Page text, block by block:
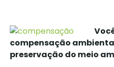
compensação
preservação do meio